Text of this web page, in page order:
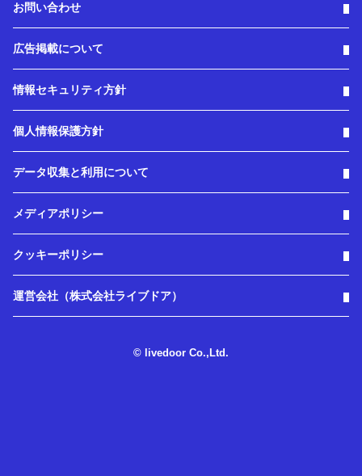
お問い合わせ
広告掲載について
情報セキュリティ方針
個人情報保護方針
データ収集と利用について
メディアポリシー
クッキーポリシー
運営会社（株式会社ライブドア）
© livedoor Co.,Ltd.